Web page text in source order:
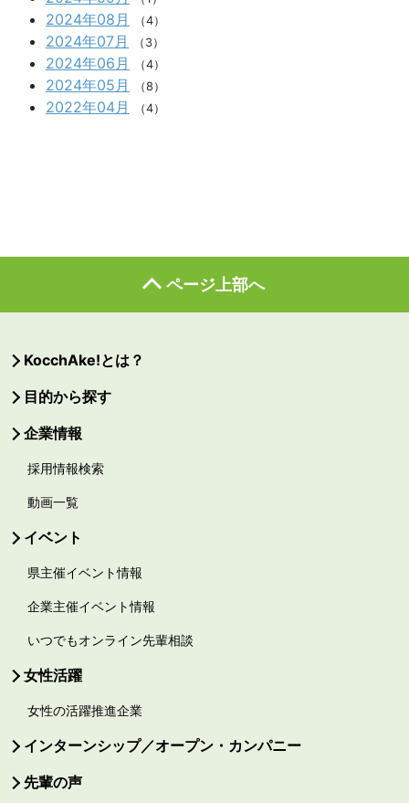
2024年08月 （4）
2024年07月 （3）
2024年06月 （4）
2024年05月 （8）
2022年04月 （4）
ページ上部へ
KocchAke!とは？
目的から探す
企業情報
採用情報検索
動画一覧
イベント
県主催イベント情報
企業主催イベント情報
いつでもオンライン先輩相談
女性活躍
女性の活躍推進企業
インターンシップ／オープン・カンパニー
先輩の声